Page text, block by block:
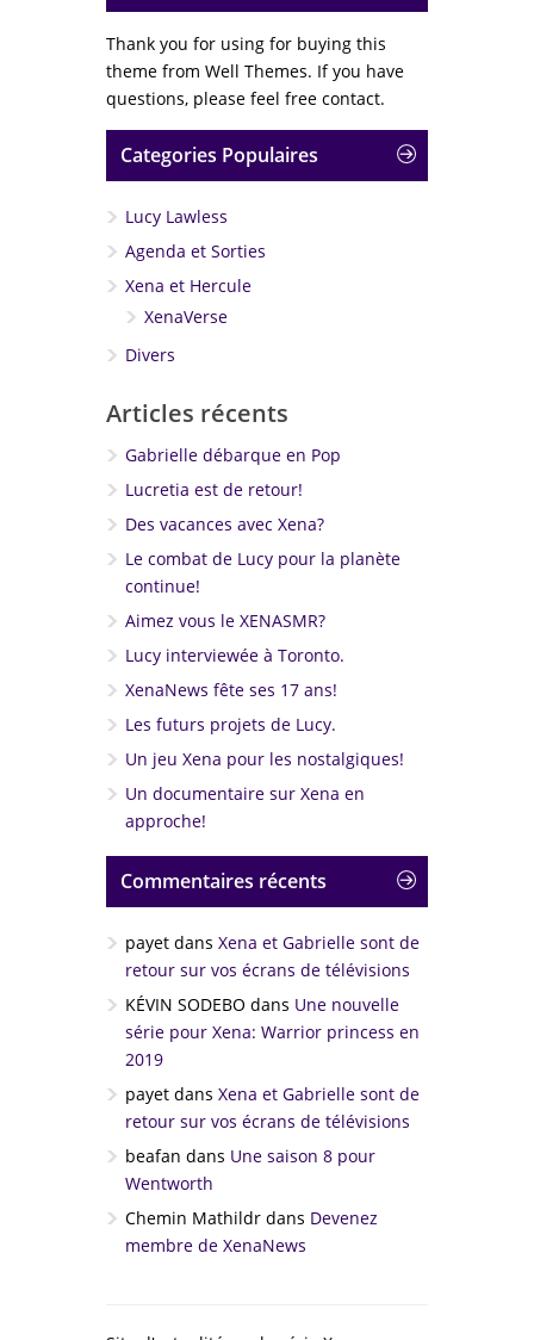
Thank you for using for buying this
theme from Well Themes. If you have
questions, please feel free contact.
Categories Populaires
Lucy Lawless
Agenda et Sorties
Xena et Hercule
XenaVerse
Divers
Articles récents
Gabrielle débarque en Pop
Lucretia est de retour!
Des vacances avec Xena?
Le combat de Lucy pour la planète
continue!
Aimez vous le XENASMR?
Lucy interviewée à Toronto.
XenaNews fête ses 17 ans!
Les futurs projets de Lucy.
Un jeu Xena pour les nostalgiques!
Un documentaire sur Xena en
approche!
Commentaires récents
payet dans Xena et Gabrielle sont de
retour sur vos écrans de télévisions
KÉVIN SODEBO dans Une nouvelle
série pour Xena: Warrior princess en
2019
payet dans Xena et Gabrielle sont de
retour sur vos écrans de télévisions
beafan dans Une saison 8 pour
Wentworth
Chemin Mathildr dans Devenez
membre de XenaNews